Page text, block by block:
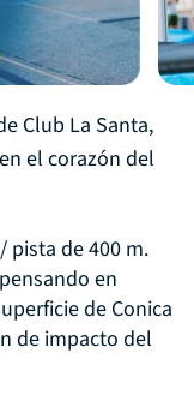
Club La Santa,
el corazón del
pista de 400 m.
en
de Conica
de impacto del